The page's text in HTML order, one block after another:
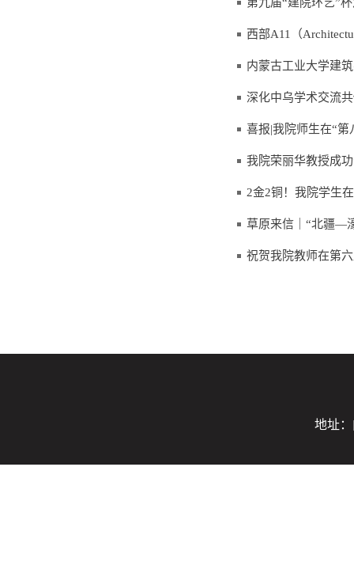
西部A11（
内蒙古工业大学建
深化中乌学术交流
喜报|我院师生在“
我院荣丽华教授成
2金2铜！我院学生
草原来信｜“北疆—
祝贺我院教师在第
地址